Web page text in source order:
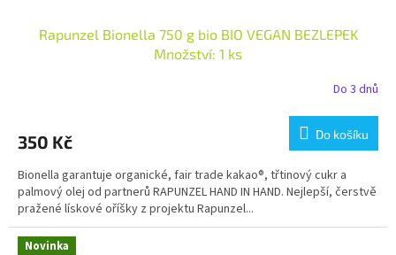
Rapunzel Bionella 750 g bio BIO VEGAN BEZLEPEK
Množství: 1 ks
Do 3 dnů
350 Kč Do košíku
Bionella garantuje organické, fair trade kakao®, třtinový cukr a
palmový olej od partnerů RAPUNZEL HAND IN HAND. Nejlepší, čerstvě
pražené lískové oříšky z projektu Rapunzel...
Novinka